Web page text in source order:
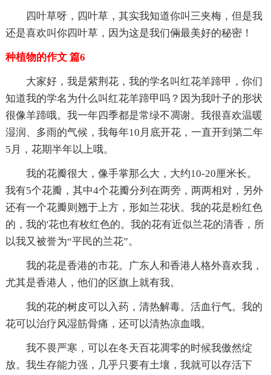
四叶草呀，四叶草，其实我知道你叫三夹梅，但是我
还是喜欢叫你四叶草，因为这是我们倆最美好的秘密！
种植物的作文 篇6
大家好，我是紫荆花，我的学名叫红花羊蹄甲，你们
知道我的学名为什么叫红花羊蹄甲吗？因为我叶子的形状
很像羊蹄哦。我一年四季都是常绿不凋谢。我很喜欢温暖
湿润、多雨的气候，我每年10月底开花，一直开到第二年
5月，花期半年以上哦。
我的花瓣很大，像手掌那么大，大约10-20厘米长。
我有5个花瓣，其中4个花瓣分列在两旁，两两相对，另外
还有一个花瓣则翘于上方，形如兰花状。我的花是粉红色
的，我的'花也有枚红色的。我的花有近似兰花的清香，所
以我又被誉为“平民的兰花”。
我的花是香港的市花。广东人和香港人格外喜欢我，
尤其是香港人，他们的区旗上就有我。
我的花的树皮可以入药，清热解毒。活血行气。我的
花可以治疗风湿筋骨痛，还可以清热凉血哦。
我不畏严寒，可以在冬天百花凋零的时候我傲然绽
放。我生存能力强，几乎只要有土壤，我就可以存活下